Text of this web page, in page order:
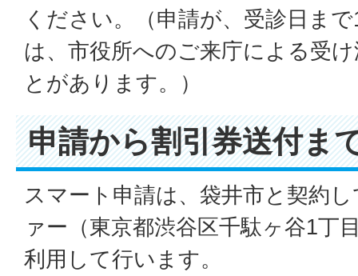
ください。（申請が、受診日ま
は、市役所へのご来庁による受
とがあります。）
申請から割引券送付ま
スマート申請は、袋井市と契約
ァー（東京都渋谷区千駄ヶ谷1丁
利用して行います。